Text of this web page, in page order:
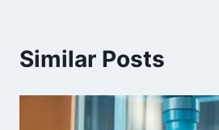
Similar Posts